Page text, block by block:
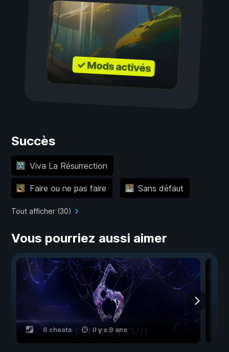
✓ Mods activés
Succès
Viva La Résurrection
Faire ou ne pas faire Sans défaut
Tout afficher (30)
Vous pourriez aussi aimer
6 cheats il y a 9 ans